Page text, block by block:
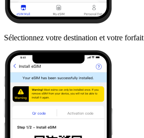
Sélectionnez votre destination et votre forfait